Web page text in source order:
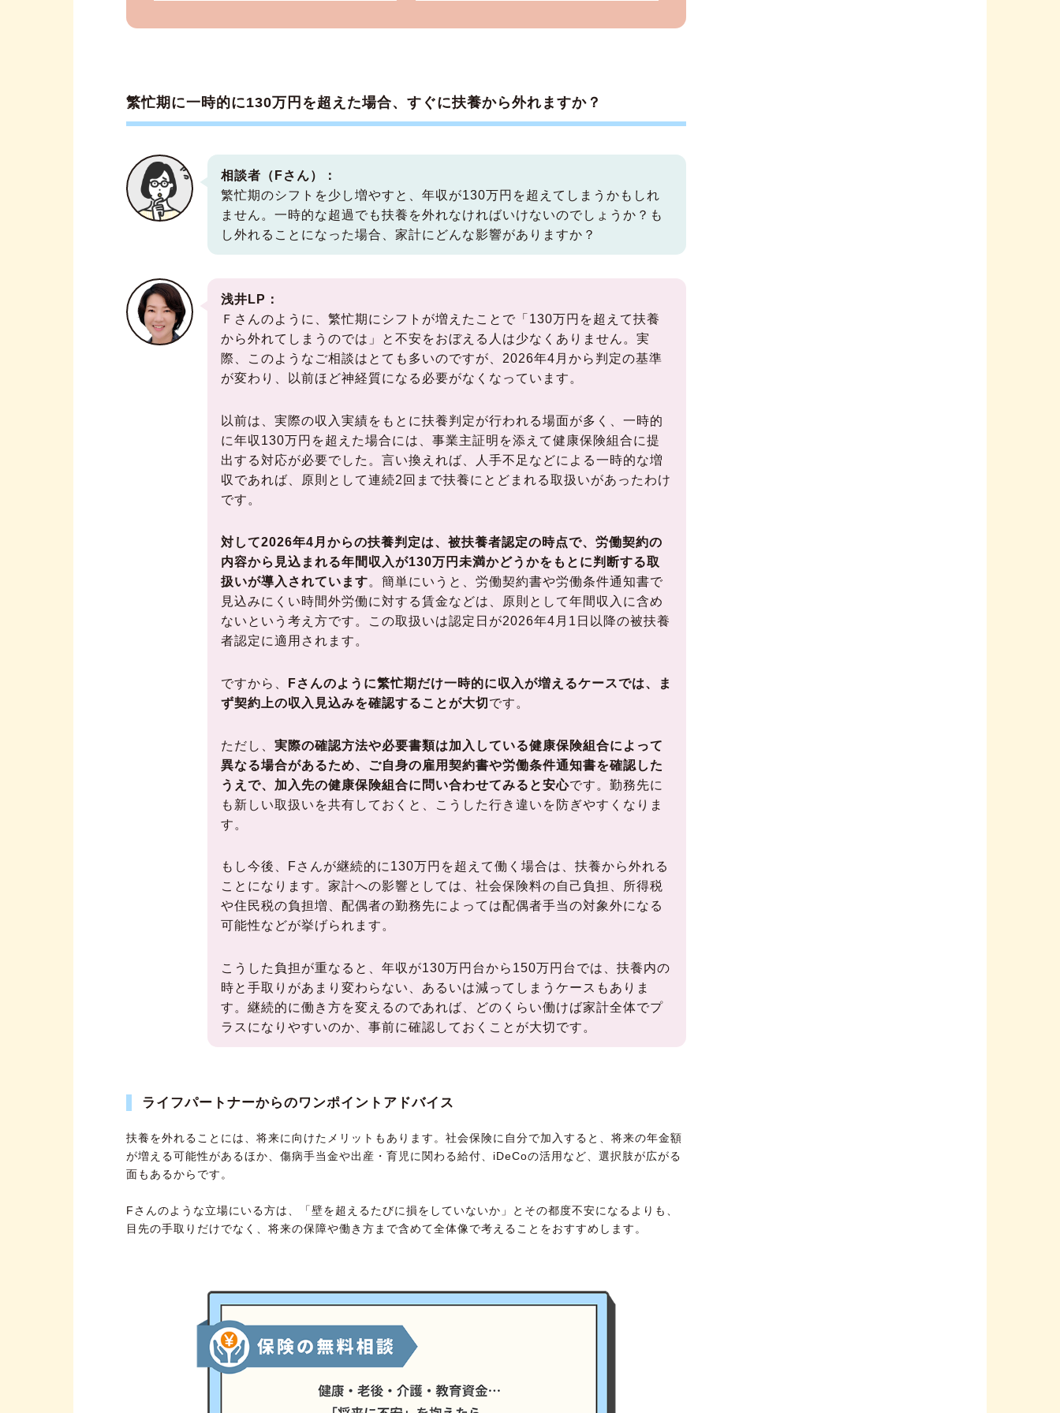
繁忙期に一時的に130万円を超えた場合、すぐに扶養から外れますか？
相談者（Fさん）：
繁忙期のシフトを少し増やすと、年収が130万円を超えてしまうかもしれ
ません。一時的な超過でも扶養を外れなければいけないのでしょうか？も
し外れることになった場合、家計にどんな影響がありますか？
浅井LP：
Ｆさんのように、繁忙期にシフトが増えたことで「130万円を超えて扶養
から外れてしまうのでは」と不安をおぼえる人は少なくありません。実
際、このようなご相談はとても多いのですが、2026年4月から判定の基準
が変わり、以前ほど神経質になる必要がなくなっています。
以前は、実際の収入実績をもとに扶養判定が行われる場面が多く、一時的
に年収130万円を超えた場合には、事業主証明を添えて健康保険組合に提
出する対応が必要でした。言い換えれば、人手不足などによる一時的な増
収であれば、原則として連続2回まで扶養にとどまれる取扱いがあったわけ
です。
対して2026年4月からの扶養判定は、被扶養者認定の時点で、労働契約の
内容から見込まれる年間収入が130万円未満かどうかをもとに判断する取
扱いが導入されています。簡単にいうと、労働契約書や労働条件通知書で
見込みにくい時間外労働に対する賃金などは、原則として年間収入に含め
ないという考え方です。この取扱いは認定日が2026年4月1日以降の被扶養
者認定に適用されます。
ですから、
Fさんのように繁忙期だけ一時的に収入が増えるケースでは、ま
ず契約上の収入見込みを確認することが大切 です。
ただし、 実際の確認方法や必要書類は加入している健康保険組合によって
異なる場合があるため、ご自身の雇用契約書や労働条件通知書を確認した
うえで、加入先の健康保険組合に問い合わせてみると安心です。勤務先に
も新しい取扱いを共有しておくと、こうした行き違いを防ぎやすくなりま
す。
もし今後、Fさんが継続的に130万円を超えて働く場合は、扶養から外れる
ことになります。家計への影響としては、社会保険料の自己負担、所得税
や住民税の負担増、配偶者の勤務先によっては配偶者手当の対象外になる
可能性などが挙げられます。
こうした負担が重なると、年収が130万円台から150万円台では、扶養内の
時と手取りがあまり変わらない、あるいは減ってしまうケースもありま
す。継続的に働き方を変えるのであれば、どのくらい働けば家計全体でプ
ラスになりやすいのか、事前に確認しておくことが大切です。
ライフパートナーからのワンポイントアドバイス
扶養を外れることには、将来に向けたメリットもあります。社会保険に自分で加入すると、将来の年金額
が増える可能性があるほか、傷病手当金や出産・育児に関わる給付、iDeCoの活用など、選択肢が広がる
面もあるからです。
Fさんのような立場にいる方は、「壁を超えるたびに損をしていないか」とその都度不安になるよりも、
目先の手取りだけでなく、将来の保障や働き方まで含めて全体像で考えることをおすすめします。